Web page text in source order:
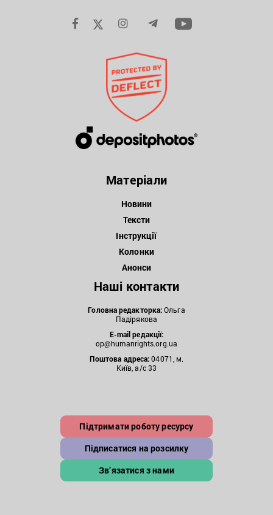
Матеріали
Новини
Тексти
Інструкції
Колонки
Анонси
Наші контакти
Головна редакторка:Ольга
Падірякова
E-mail редакції:
op@humanrights.org.ua
Поштова адреса:04071, м.
Київ, а/с 33
Підтримати роботу ресурсу
Підписатися на розсилку
Зв’язатися з нами